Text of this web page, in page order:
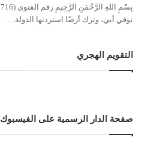
توفي أبي، وترك أرضًا استردتها الدولة…
التقويم الهجري
صفحة الدار الرسمية على الفيسبوك